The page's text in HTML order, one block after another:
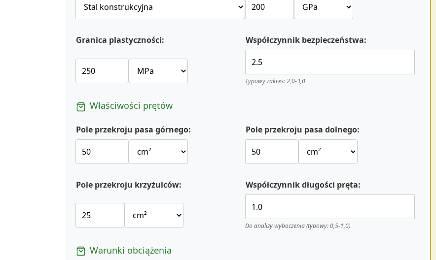
Granica plastyczności: Współczynnik bezpieczeństwa:
Typowy zakres: 2,0-3,0
Właściwości prętów
Pole przekroju pasa górnego: Pole przekroju pasa dolnego:
Pole przekroju krzyżulców: Współczynnik długości pręta:
Do analizy wyboczenia (typowy: 0,5-1,0)
Warunki obciążenia